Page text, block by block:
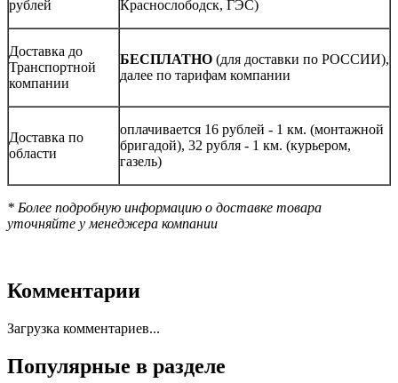
рублей
Краснослободск, ГЭС)
Доставка до
Транспортной
компании
БЕСПЛАТНО (для доставки по РОССИИ),
далее по тарифам компании
Доставка по
области
оплачивается 16 рублей - 1 км. (монтажной
бригадой), 32 рубля - 1 км. (курьером,
газель)
* Более подробную информацию о доставке товара
уточняйте у менеджера компании
Комментарии
Загрузка комментариев...
Популярные в разделе